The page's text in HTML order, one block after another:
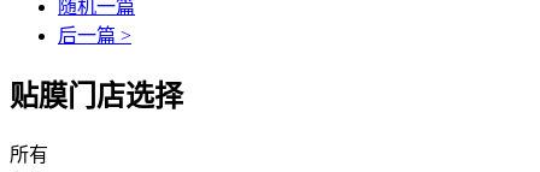
随机一篇
后一篇 >
贴膜门店选择
所有